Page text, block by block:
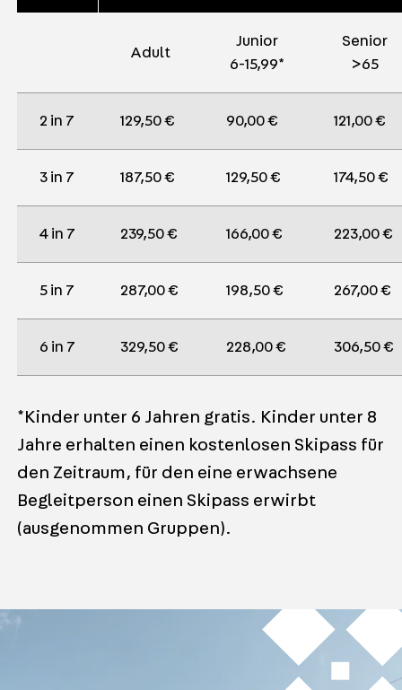
Adult
Junior
6-15,99*
Senior
>65
2 in 7 129,50 € 90,00 € 121,00 €
3 in 7 187,50 € 129,50 € 174,50 €
4 in 7 239,50 € 166,00 € 223,00 €
5 in 7 287,00 € 198,50 € 267,00 €
6 in 7 329,50 € 228,00 € 306,50 €
*Kinder unter 6 Jahren gratis. Kinder unter 8
Jahre erhalten einen kostenlosen Skipass für
den Zeitraum, für den eine erwachsene
Begleitperson einen Skipass erwirbt
(ausgenommen Gruppen).